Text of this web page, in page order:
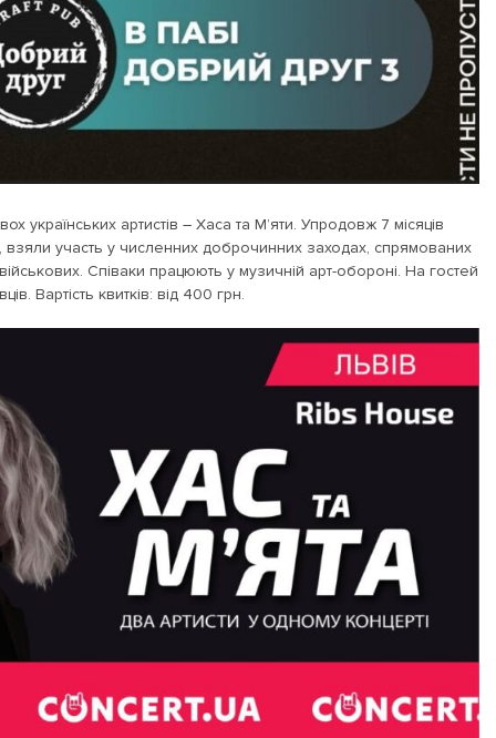
українських артистів – Хаса та М’яти. Упродовж 7 місяців
участь у численних доброчинних заходах, спрямованих
Співаки працюють у музичній арт-обороні. На гостей
Вартість квитків: від 400 грн.